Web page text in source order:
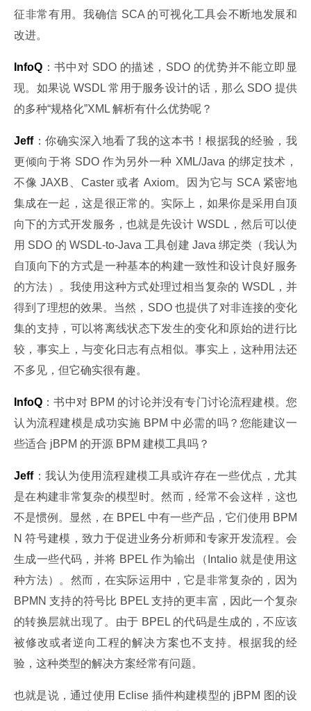
征非常有用。我确信 SCA 的可视化工具会不断地发展和
改进。
InfoQ ：书中对 SDO 的描述，SDO 的优势并不能立即显
现。如果说 WSDL 常用于服务设计的话，那么 SDO 提供
的多种“规格化”XML 解析有什么优势呢？
Jeff：你确实深入地看了我的这本书！根据我的经验，我
更倾向于将 SDO 作为另外一种 XML/Java 的绑定技术，
不像 JAXB、Caster 或者 Axiom。因为它与 SCA 紧密地
集成在一起，这是很正常的。实际上，如果你是采用自顶
向下的方式开发服务，也就是先设计 WSDL，然后可以使
用 SDO 的 WSDL-to-Java 工具创建 Java 绑定类（我认为
自顶向下的方式是一种基本的构建一致性和设计良好服务
的方法）。我使用这种方式处理过相当复杂的 WSDL，并
得到了理想的效果。当然，SDO 也提供了对非连接的变化
集的支持，可以将离线状态下发生的变化和原始的进行比
较，事实上，与变化日志有点相似。事实上，这种用法还
不多见，但它确实很有趣。
InfoQ ：书中对 BPM 的讨论并没有专门讨论流程建模。您
认为流程建模是成功实施 BPM 中必需的吗？您能建议一
些适合 jBPM 的开源 BPM 建模工具吗？
Jeff：我认为使用流程建模工具或许存在一些优点，尤其
是在构建非常复杂的模型时。然而，经常不会这样，这也
不是惯例。显然，在 BPEL 中有一些产品，它们使用 BPM
N 符号建模，致力于促进业务分析师和专家开发流程。会
生成一些代码，并将 BPEL 作为输出（Intalio 就是使用这
种方法）。然而，在实际运用中，它是非常复杂的，因为
BPMN 支持的符号比 BPEL 支持的更丰富，因此一个复杂
的转换层就出现了。由于 BPEL 的代码是生成的，不应该
被修改或者逆向工程的解决方案也不支持。根据我的经
验，这种类型的解决方案经常有问题。
也就是说，通过使用 Eclise 插件构建模型的 jBPM 图的设